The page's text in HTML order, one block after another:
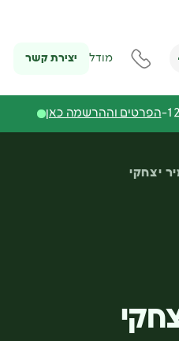
מודל יצירת קשר
הפרטים וההרשמה כאן
יצחקי